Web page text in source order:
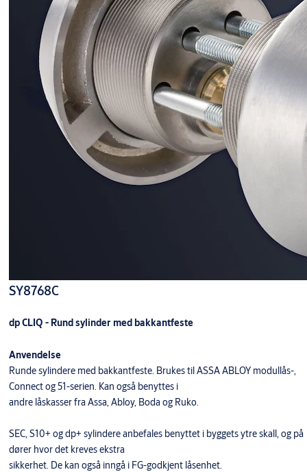
SY8768C
dp CLIQ - Rund sylinder med bakkantfeste
Anvendelse
Runde sylindere med bakkantfeste. Brukes til ASSA ABLOY modullås-,
Connect og 51-serien. Kan også benyttes i
andre låskasser fra Assa, Abloy, Boda og Ruko.
SEC, S10+ og dp+ sylindere anbefales benyttet i byggets ytre skall, og på
dører hvor det kreves ekstra
sikkerhet. De kan også inngå i FG-godkjent låsenhet.